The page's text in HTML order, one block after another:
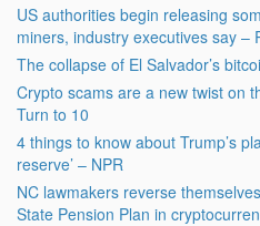
US authorities begin releasing
miners, industry executives say –
The collapse of El Salvador’s
Crypto scams are a new twist on
Turn to 10
4 things to know about Trump’s
reserve’ – NPR
NC lawmakers reverse
State Pension Plan in